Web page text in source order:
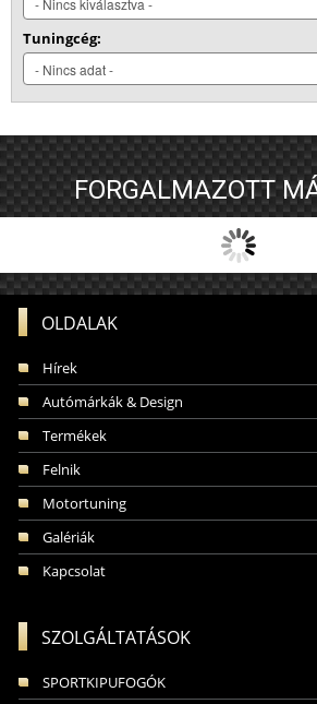
Tuningcég:
FORGALMAZOTT
OLDALAK
Hírek
Autómárkák & Design
Termékek
Felnik
Motortuning
Galériák
Kapcsolat
SZOLGÁLTATÁSOK
SPORTKIPUFOGÓK